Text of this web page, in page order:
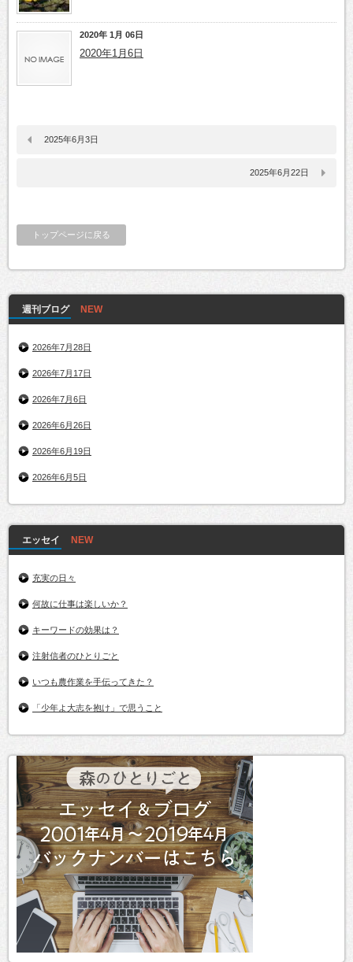
2020年 1月 06日
2020年1月6日
2025年6月3日
2025年6月22日
トップページに戻る
週刊ブログ
2026年7月28日
2026年7月17日
2026年7月6日
2026年6月26日
2026年6月19日
2026年6月5日
エッセイ
充実の日々
何故に仕事は楽しいか？
キーワードの効果は？
注射信者のひとりごと
いつも農作業を手伝ってきた？
「少年よ大志を抱け」で思うこと